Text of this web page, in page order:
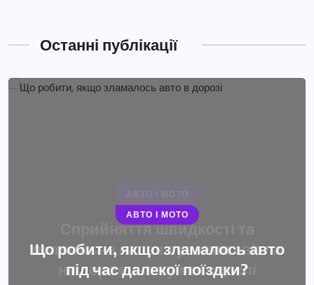
Останні публікації
АВТО І МОТО
Що робити, якщо зламалось авто
під час далекої поїздки?